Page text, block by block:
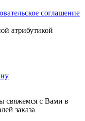
соглашение
атрибутикой
свяжемся с Вами в
заказа